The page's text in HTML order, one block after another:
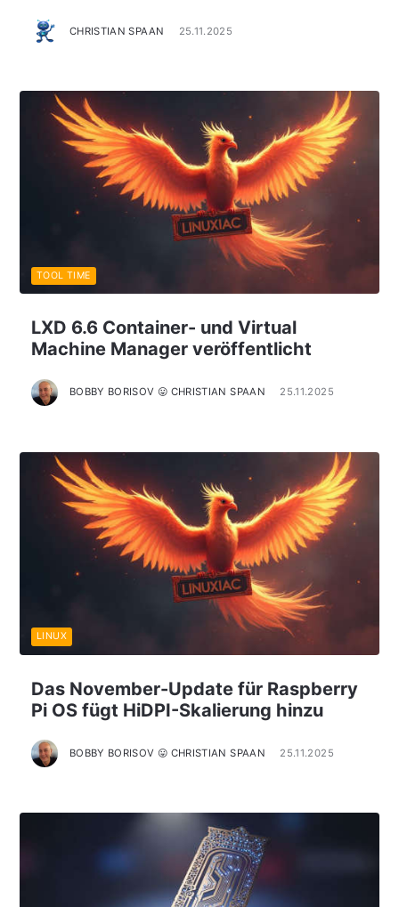
CHRISTIAN SPAAN 25.11.2025
LXD 6.6 Container- und Virtual
Machine Manager veröffentlicht
BOBBY BORISOV 😛 CHRISTIAN SPAAN 25.11.2025
TOOL TIME
Das November-Update für Raspberry
Pi OS fügt HiDPI-Skalierung hinzu
BOBBY BORISOV 😛 CHRISTIAN SPAAN 25.11.2025
LINUX